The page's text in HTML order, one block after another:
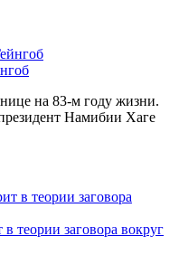
на 83-м году жизни.
Намибии Хаге
теории заговора вокруг